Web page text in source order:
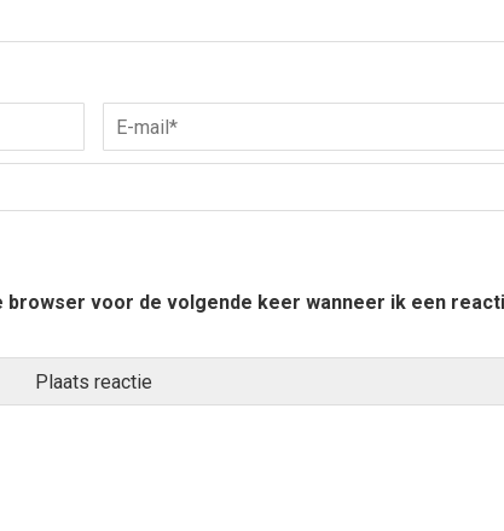
browser voor de volgende keer wanneer ik een